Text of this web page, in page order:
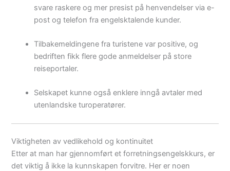
svare raskere og mer presist på henvendelser via e-
post og telefon fra engelsktalende kunder.
Tilbakemeldingene fra turistene var positive, og
bedriften fikk flere gode anmeldelser på store
reiseportaler.
Selskapet kunne også enklere inngå avtaler med
utenlandske turoperatører.
Viktigheten av vedlikehold og kontinuitet
Etter at man har gjennomført et forretningsengelskkurs, er
det viktig å ikke la kunnskapen forvitre. Her er noen